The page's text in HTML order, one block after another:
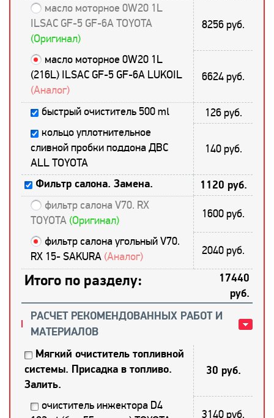
масло моторное 0W20 1L
ILSAC GF-5 GF-6A TOYOTA
(Оригинал)
8256 руб.
масло моторное 0W20 1L
(216L) ILSAC GF-5 GF-6A LUKOIL
(Аналог)
6624 руб.
быстрый очиститель 500 ml
126 руб.
кольцо уплотнительное
сливной пробки поддона ДВС
ALL TOYOTA
140 руб.
Фильтр салона. Замена. 1120 руб.
фильтр салона V70. RX
TOYOTA (Оригинал) 1600 руб.
фильтр салона угольный V70.
RX 15- SAKURA (Аналог) 2040 руб.
Итого по разделу:
17440
руб.
РАСЧЕТ РЕКОМЕНДОВАННЫХ РАБОТ И
МАТЕРИАЛОВ
Мягкий очиститель топливной
системы. Присадка в топливо.
Залить.
30 руб.
очиститель инжектора D4
3140 руб.